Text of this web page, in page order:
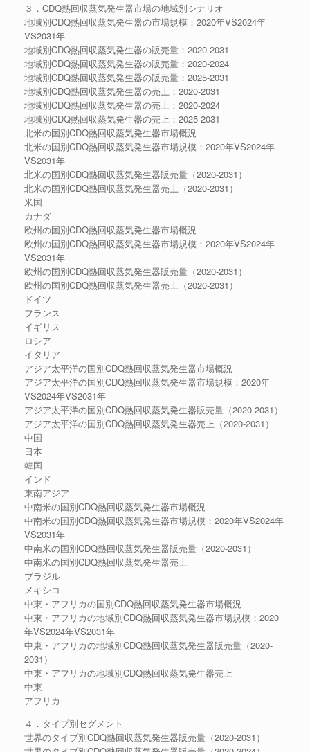
３．CDQ熱回収蒸気発生器市場の地域別シナリオ
地域別CDQ熱回収蒸気発生器の市場規模：2020年VS2024年
VS2031年
地域別CDQ熱回収蒸気発生器の販売量：2020-2031
地域別CDQ熱回収蒸気発生器の販売量：2020-2024
地域別CDQ熱回収蒸気発生器の販売量：2025-2031
地域別CDQ熱回収蒸気発生器の売上：2020-2031
地域別CDQ熱回収蒸気発生器の売上：2020-2024
地域別CDQ熱回収蒸気発生器の売上：2025-2031
北米の国別CDQ熱回収蒸気発生器市場概況
北米の国別CDQ熱回収蒸気発生器市場規模：2020年VS2024年
VS2031年
北米の国別CDQ熱回収蒸気発生器販売量（2020-2031）
北米の国別CDQ熱回収蒸気発生器売上（2020-2031）
米国
カナダ
欧州の国別CDQ熱回収蒸気発生器市場概況
欧州の国別CDQ熱回収蒸気発生器市場規模：2020年VS2024年
VS2031年
欧州の国別CDQ熱回収蒸気発生器販売量（2020-2031）
欧州の国別CDQ熱回収蒸気発生器売上（2020-2031）
ドイツ
フランス
イギリス
ロシア
イタリア
アジア太平洋の国別CDQ熱回収蒸気発生器市場概況
アジア太平洋の国別CDQ熱回収蒸気発生器市場規模：2020年
VS2024年VS2031年
アジア太平洋の国別CDQ熱回収蒸気発生器販売量（2020-2031）
アジア太平洋の国別CDQ熱回収蒸気発生器売上（2020-2031）
中国
日本
韓国
インド
東南アジア
中南米の国別CDQ熱回収蒸気発生器市場概況
中南米の国別CDQ熱回収蒸気発生器市場規模：2020年VS2024年
VS2031年
中南米の国別CDQ熱回収蒸気発生器販売量（2020-2031）
中南米の国別CDQ熱回収蒸気発生器売上
ブラジル
メキシコ
中東・アフリカの国別CDQ熱回収蒸気発生器市場概況
中東・アフリカの地域別CDQ熱回収蒸気発生器市場規模：2020
年VS2024年VS2031年
中東・アフリカの地域別CDQ熱回収蒸気発生器販売量（2020-
2031）
中東・アフリカの地域別CDQ熱回収蒸気発生器売上
中東
アフリカ
４．タイプ別セグメント
世界のタイプ別CDQ熱回収蒸気発生器販売量（2020-2031）